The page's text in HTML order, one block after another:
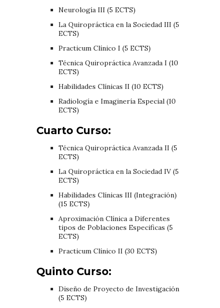
Neurología III (5 ECTS)
La Quiropráctica en la Sociedad III (5
ECTS)
Practicum Clínico I (5 ECTS)
Técnica Quiropráctica Avanzada I (10
ECTS)
Habilidades Clínicas II (10 ECTS)
Radiología e Imaginería Especial (10
ECTS)
Cuarto Curso:
Técnica Quiropráctica Avanzada II (5
ECTS)
La Quiropráctica en la Sociedad IV (5
ECTS)
Habilidades Clínicas III (Integración)
(15 ECTS)
Aproximación Clínica a Diferentes
tipos de Poblaciones Especificas (5
ECTS)
Practicum Clínico II (30 ECTS)
Quinto Curso:
Diseño de Proyecto de Investigación
(5 ECTS)